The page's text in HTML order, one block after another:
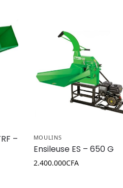
–
MOULINS
Ensileuse ES – 650 G
2.400.000CFA